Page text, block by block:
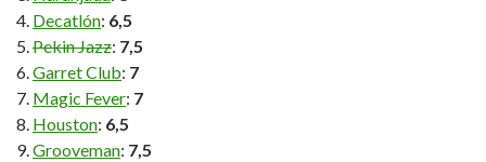
Decatlón: 6,5
Pekin Jazz: 7,5
Garret Club: 7
Magic Fever: 7
Houston: 6,5
Grooveman: 7,5